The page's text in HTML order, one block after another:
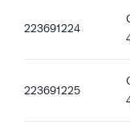
Eng anliegende
Winddicht
Wasserdicht
Gummizug am
Guide 4140_et-
223691224
223691225